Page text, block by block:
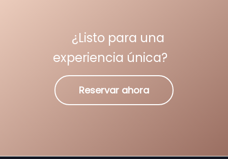
¿Listo para una
experiencia única?
Reservar ahora